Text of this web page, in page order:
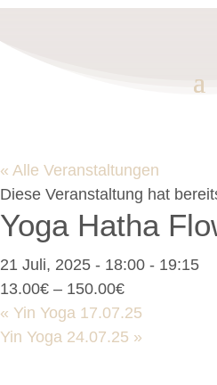
« Alle Veranstaltungen
Diese Veranstaltung hat
Yoga Hatha
21 Juli, 2025 - 18:00 - 19:15
13.00€ – 150.00€
« Yin Yoga 17.07.25
Yin Yoga 24.07.25 »